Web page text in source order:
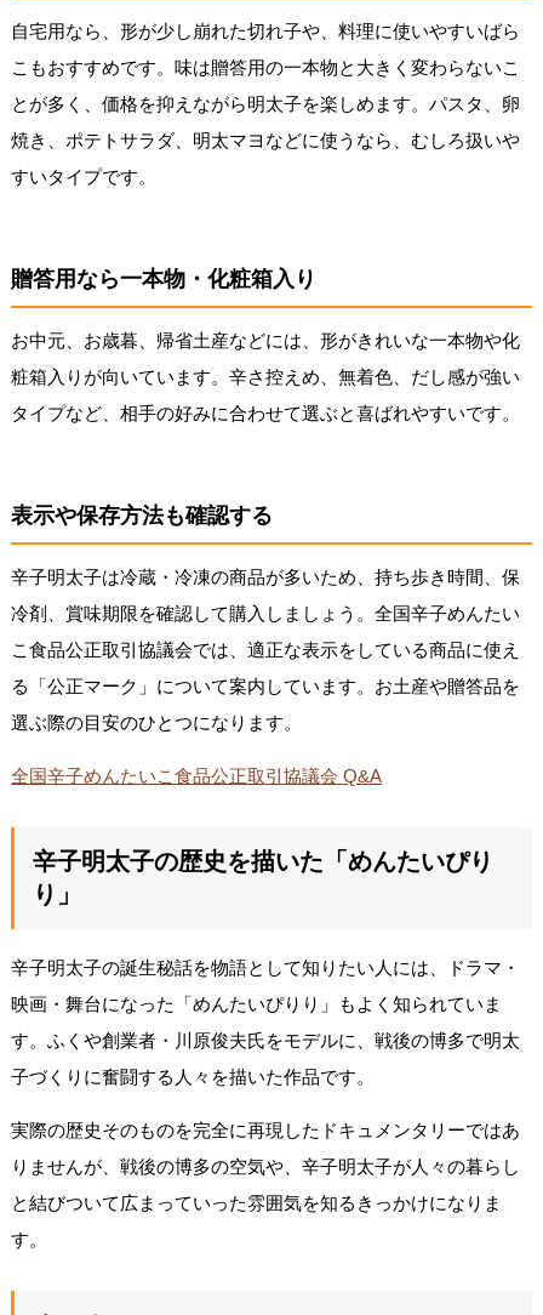
自宅用なら、形が少し崩れた切れ子や、料理に使いやすいばら
こもおすすめです。味は贈答用の一本物と大きく変わらないこ
とが多く、価格を抑えながら明太子を楽しめます。パスタ、卵
焼き、ポテトサラダ、明太マヨなどに使うなら、むしろ扱いや
すいタイプです。
贈答用なら一本物・化粧箱入り
お中元、お歳暮、帰省土産などには、形がきれいな一本物や化
粧箱入りが向いています。辛さ控えめ、無着色、だし感が強い
タイプなど、相手の好みに合わせて選ぶと喜ばれやすいです。
表示や保存方法も確認する
辛子明太子は冷蔵・冷凍の商品が多いため、持ち歩き時間、保
冷剤、賞味期限を確認して購入しましょう。全国辛子めんたい
こ食品公正取引協議会では、適正な表示をしている商品に使え
る「公正マーク」について案内しています。お土産や贈答品を
選ぶ際の目安のひとつになります。
全国辛子めんたいこ食品公正取引協議会 Q&A
辛子明太子の歴史を描いた「めんたいぴり
り」
辛子明太子の誕生秘話を物語として知りたい人には、ドラマ・
映画・舞台になった「めんたいぴりり」もよく知られていま
す。ふくや創業者・川原俊夫氏をモデルに、戦後の博多で明太
子づくりに奮闘する人々を描いた作品です。
実際の歴史そのものを完全に再現したドキュメンタリーではあ
りませんが、戦後の博多の空気や、辛子明太子が人々の暮らし
と結びついて広まっていった雰囲気を知るきっかけになりま
す。